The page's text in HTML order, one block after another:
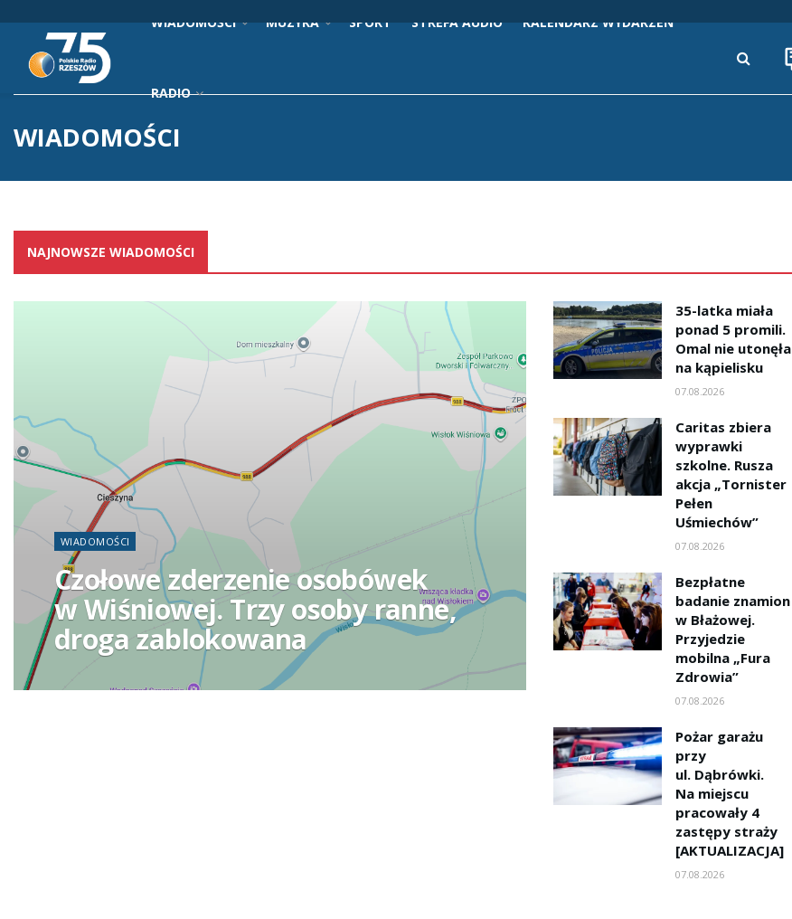
WIADOMOŚCI MUZYKA SPORT STREFA AUDIO KALENDARZ WYDARZEŃ
RADIO
WIADOMOŚCI
NAJNOWSZE WIADOMOŚCI
WIADOMOŚCI
Czołowe zderzenie osobówek
w Wiśniowej. Trzy osoby ranne,
droga zablokowana
35-latka miała
ponad 5 promili.
Omal nie utonęła
na kąpielisku
07.08.2026
Caritas zbiera
wyprawki
szkolne. Rusza
akcja „Tornister
Pełen
Uśmiechów”
07.08.2026
Bezpłatne
badanie znamion
w Błażowej.
Przyjedzie
mobilna „Fura
Zdrowia”
07.08.2026
Pożar garażu
przy
ul. Dąbrówki.
Na miejscu
pracowały 4
zastępy straży
[AKTUALIZACJA]
07.08.2026